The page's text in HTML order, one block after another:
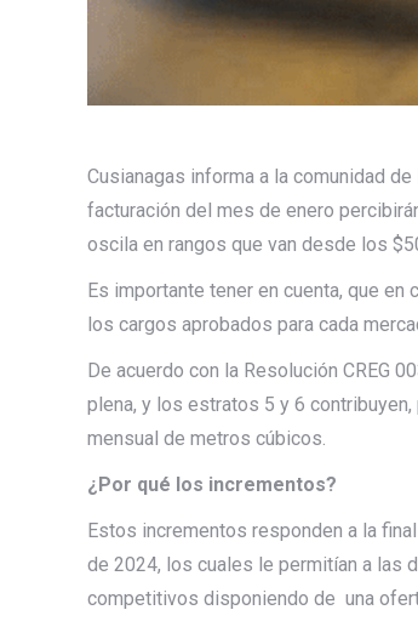
Cusianagas informa a la comunidad
facturación del mes de enero
oscila en rangos que van desde los
Es importante tener en cuenta, que
los cargos aprobados para cada
De acuerdo con la Resolución CREG
plena, y los estratos 5 y 6
mensual de metros cúbicos.
¿Por qué los incrementos?
Estos incrementos responden a la
de 2024, los cuales le permitían a las
competitivos disponiendo de una